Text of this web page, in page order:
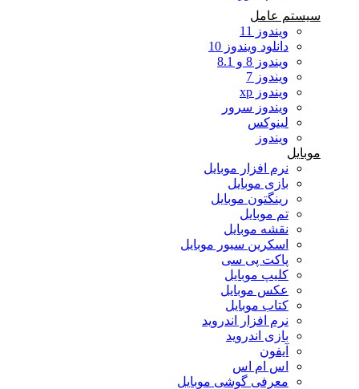
سیستم عامل
ویندوز 11
دانلود ویندوز 10
ویندوز 8 و 8.1
ویندوز 7
ویندوز xp
ویندوز سرور
لینوکس
ویندوز
موبایل
نرم افزار موبایل
بازی موبایل
رینگتون موبایل
تم موبایل
نقشه موبایل
اسکرین سیور موبایل
پاکت پی سی
کلیپ موبایل
عکس موبایل
کتاب موبایل
نرم افزار اندروید
بازی اندروید
آیفون
اس ام اس
معرفی گوشی موبایل